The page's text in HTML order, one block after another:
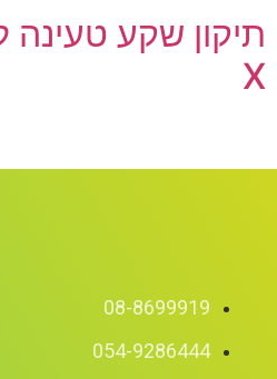
X
08-8699919
054-9286444